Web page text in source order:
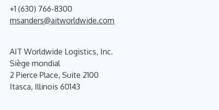
+1 (630) 766-8300
msanders@aitworldwide.com
AIT Worldwide Logistics, Inc.
Siège mondial
2 Pierce Place, Suite 2100
Itasca, Illinois 60143